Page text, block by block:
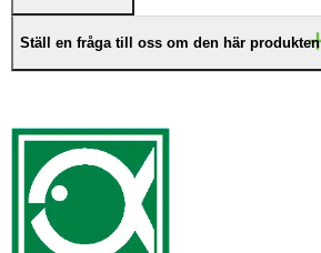
Ställ en fråga till oss om den här produkten